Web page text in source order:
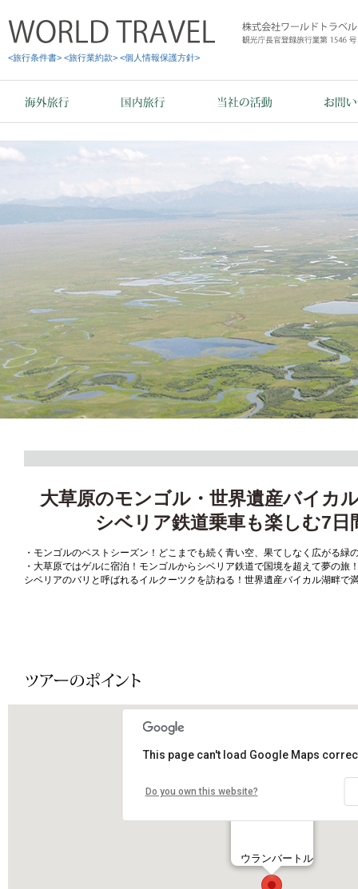
<旅行条件書> <旅行業約款> <個人情報保護方針>
大草原のモンゴル・世界遺産バイカ
シベリア鉄道乗車も楽しむ7日
・モンゴルのベストシーズン！どこまでも続く青い空、果てしなく広がる緑
・大草原ではゲルに宿泊！モンゴルからシベリア鉄道で国境を超えて夢の旅
シベリアのバリと呼ばれるイルクーツクを訪ねる！世界遺産バイカル湖畔で
ウランバートル
This page can't load Google Maps
Do you own this website?